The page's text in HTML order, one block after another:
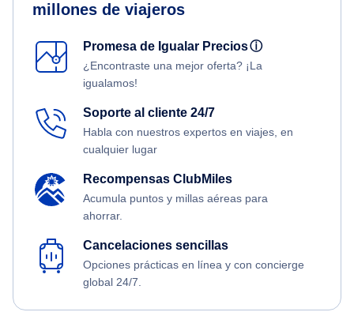
millones de viajeros
Promesa de Igualar Preciosⓘ
¿Encontraste una mejor oferta? ¡La
igualamos!
Soporte al cliente 24/7
Habla con nuestros expertos en viajes, en
cualquier lugar
Recompensas ClubMiles
Acumula puntos y millas aéreas para
ahorrar.
Cancelaciones sencillas
Opciones prácticas en línea y con concierge
global 24/7.